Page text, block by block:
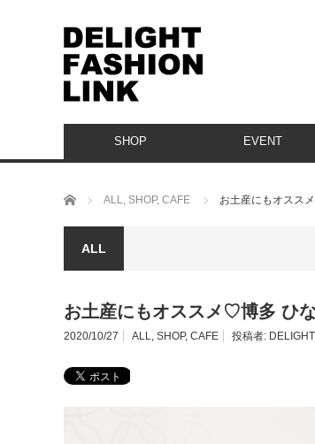
SHOP EVENT
ホーム ALL, SHOP, CAFE お土産にもオスス
ALL
お土産にもオススメ♡博多 ひ
2020/10/27 ALL, SHOP, CAFE 投稿者: